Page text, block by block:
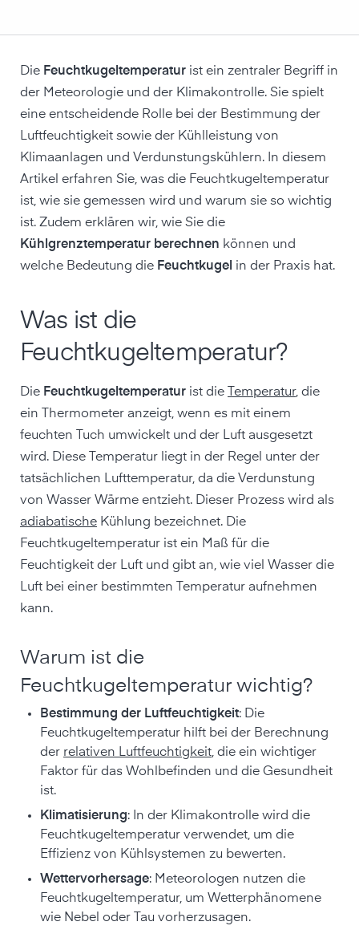
Die Feuchtkugeltemperatur ist ein zentraler Begriff in
der Meteorologie und der Klimakontrolle. Sie spielt
eine entscheidende Rolle bei der Bestimmung der
Luftfeuchtigkeit sowie der Kühlleistung von
Klimaanlagen und Verdunstungskühlern. In diesem
Artikel erfahren Sie, was die Feuchtkugeltemperatur
ist, wie sie gemessen wird und warum sie so wichtig
ist. Zudem erklären wir, wie Sie die
Kühlgrenztemperatur berechnen können und
welche Bedeutung die Feuchtkugel in der Praxis hat.
Was ist die
Feuchtkugeltemperatur?
Die Feuchtkugeltemperatur ist die Temperatur, die
ein Thermometer anzeigt, wenn es mit einem
feuchten Tuch umwickelt und der Luft ausgesetzt
wird. Diese Temperatur liegt in der Regel unter der
tatsächlichen Lufttemperatur, da die Verdunstung
von Wasser Wärme entzieht. Dieser Prozess wird als
adiabatische Kühlung bezeichnet. Die
Feuchtkugeltemperatur ist ein Maß für die
Feuchtigkeit der Luft und gibt an, wie viel Wasser die
Luft bei einer bestimmten Temperatur aufnehmen
kann.
Warum ist die
Feuchtkugeltemperatur wichtig?
Bestimmung der Luftfeuchtigkeit: Die
Feuchtkugeltemperatur hilft bei der Berechnung
der relativen Luftfeuchtigkeit, die ein wichtiger
Faktor für das Wohlbefinden und die Gesundheit
ist.
Klimatisierung: In der Klimakontrolle wird die
Feuchtkugeltemperatur verwendet, um die
Effizienz von Kühlsystemen zu bewerten.
Wettervorhersage: Meteorologen nutzen die
Feuchtkugeltemperatur, um Wetterphänomene
wie Nebel oder Tau vorherzusagen.